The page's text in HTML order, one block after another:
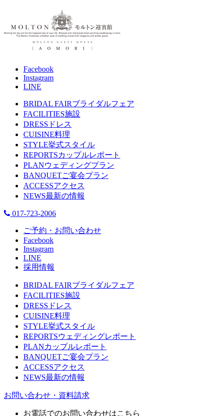
Facebook
Instagram
LINE
BRIDAL FAIRブライダルフェア
FACILITIES施設
DRESS ドレス
CUISINE料理
STYLE挙式スタイル
REPORTSカップルレポート
PLANウェディングプラン
BANQUETご宴会プラン
ACCESSアクセス
NEWS最新の情報
017-723-2006
ご予約・お問い合わせ
Facebook
Instagram
LINE
採用情報
BRIDAL FAIRブライダルフェア
FACILITIES施設
DRESS ドレス
CUISINE料理
STYLE挙式スタイル
REPORTSウェディングレポート
PLANカップルレポート
BANQUETご宴会プラン
ACCESSアクセス
NEWS最新の情報
お問い合わせ・資料請求
お電話でのお問い合わせはこちら